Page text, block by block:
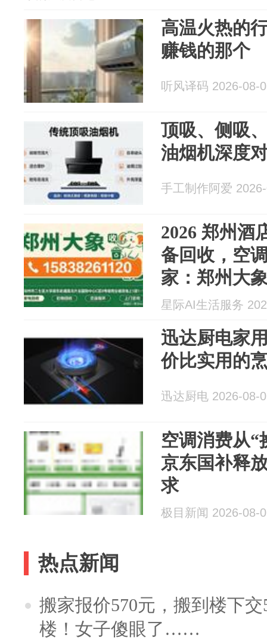
高温火热的
赚钱的那个
听风译码 2026-08-
顶吸、侧吸
油烟机深度
手工制作阿爱
2026 郑州酒
备回收，空
家：郑州大
回收老商户
星际AI生活服务
迅达厨电家
价比实用的
迅达厨电 2026-08-
空调消费从“
京东国补释
求
极目新闻 2026-08-
热点新闻
搬家报价570元，搬到楼下
楼！女子傻眼了……